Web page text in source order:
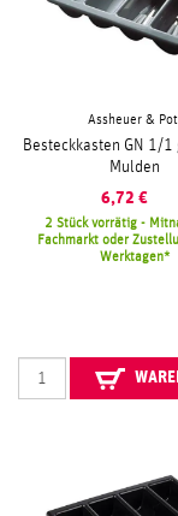
Assheuer &
Besteckkasten GN 1/
Mulden
6,72 €
2 Stück vorrätig -
Fachmarkt oder
Werktagen